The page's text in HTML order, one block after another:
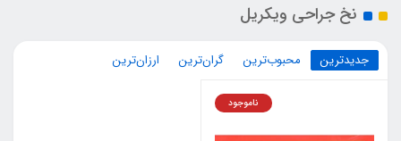
نخ جراحی ویکریل
جدیدترین محبوب‌ترین گران‌ترین ارزان‌ترین
ناموجود